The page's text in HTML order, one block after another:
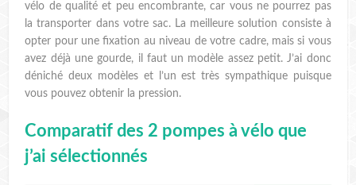
vélo de qualité et peu encombrante, car vous ne pourrez pas
la transporter dans votre sac. La meilleure solution consiste à
opter pour une fixation au niveau de votre cadre, mais si vous
avez déjà une gourde, il faut un modèle assez petit. J’ai donc
déniché deux modèles et l’un est très sympathique puisque
vous pouvez obtenir la pression.
Comparatif des 2 pompes à vélo que
j’ai sélectionnés